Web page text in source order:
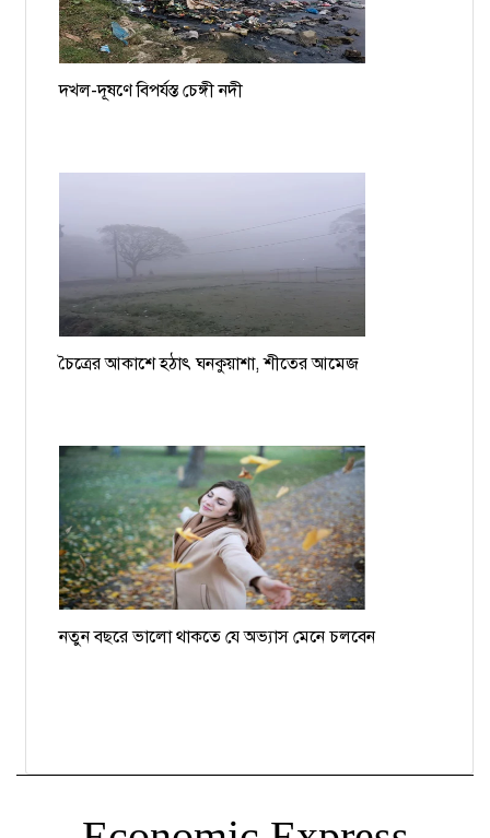
দখল-দূষণে বিপর্যস্ত চেঙ্গী নদী
চৈত্রের আকাশে হঠাৎ ঘনকুয়াশা, শীতের আমেজ
নতুন বছরে ভালো থাকতে যে অভ্যাস মেনে চলবেন